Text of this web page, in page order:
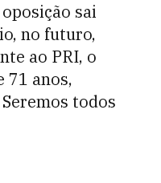
sai
no futuro,
ao PRI, o
71 anos,
todos